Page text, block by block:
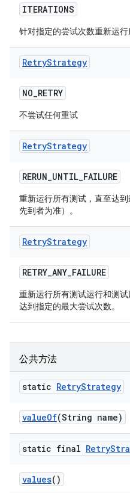
ITERATIONS
针对指定的尝试次数重新运行
RetryStrategy
NO_RETRY
不尝试任何重试
RetryStrategy
RERUN_UNTIL_FAILURE
重新运行所有测试，直至达
先到者为准）。
RetryStrategy
RETRY_ANY_FAILURE
重新运行所有测试运行和测
达到指定的最大尝试次数。
公共方法
static RetryStrategy
valueOf(String name)
static final Retry
values()